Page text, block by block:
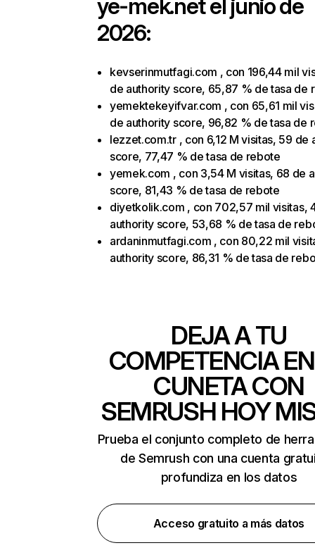
ye-mek.netel junio de
2026:
kevserinmutfagi.com , con 196,44 mil
de authority score, 65,87 % de tasa de
yemektekeyifvar.com , con 65,61 mil
de authority score, 96,82 % de tasa de
lezzet.com.tr , con 6,12 M visitas, 59 de
score, 77,47 % de tasa de rebote
yemek.com , con 3,54 M visitas, 68 de
score, 81,43 % de tasa de rebote
diyetkolik.com , con 702,57 mil visitas,
authority score, 53,68 % de tasa de
ardaninmutfagi.com , con 80,22 mil
authority score, 86,31 % de tasa de
DEJA A TU
COMPETENCIA
CUNETA CON
SEMRUSH HOY
Prueba el conjunto completo de
de Semrush con una cuenta
profundiza en los datos
Acceso gratuito a más datos